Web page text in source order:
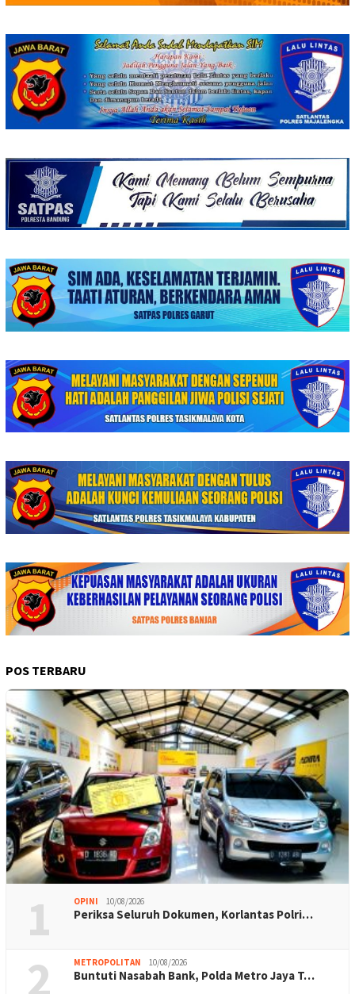
POS TERBARU
1 OPINI 10/08/2026
Periksa Seluruh Dokumen, Korlantas Polri…
2 METROPOLITAN 10/08/2026
Buntuti Nasabah Bank, Polda Metro Jaya T…